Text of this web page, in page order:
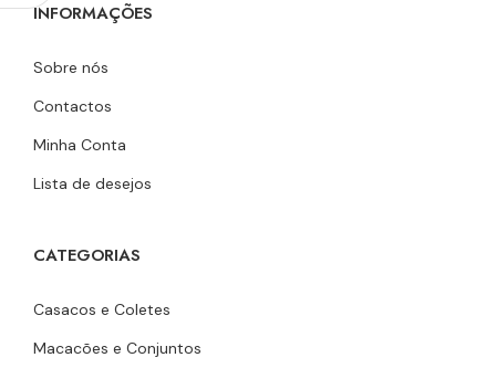
INFORMAÇÕES
Sobre nós
Contactos
Minha Conta
Lista de desejos
CATEGORIAS
Casacos e Coletes
Macacões e Conjuntos